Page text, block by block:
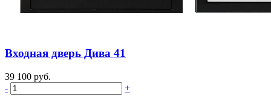
Входная дверь Дива 41
39 100 руб.
-
+